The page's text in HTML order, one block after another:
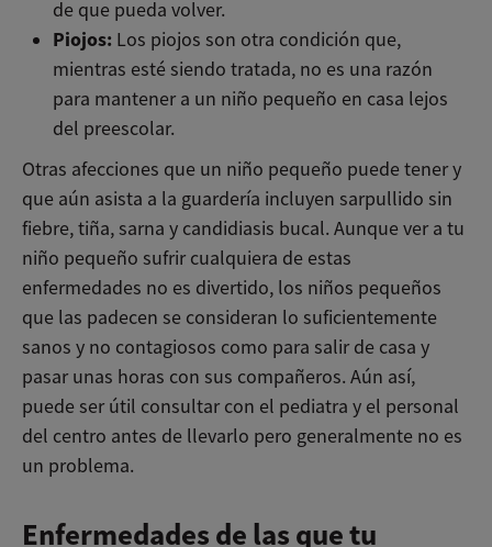
de que pueda volver.
Piojos: Los piojos son otra condición que,
mientras esté siendo tratada, no es una razón
para mantener a un niño pequeño en casa lejos
del preescolar.
Otras afecciones que un niño pequeño puede tener y
que aún asista a la guardería incluyen sarpullido sin
fiebre, tiña, sarna y candidiasis bucal. Aunque ver a tu
niño pequeño sufrir cualquiera de estas
enfermedades no es divertido, los niños pequeños
que las padecen se consideran lo suficientemente
sanos y no contagiosos como para salir de casa y
pasar unas horas con sus compañeros. Aún así,
puede ser útil consultar con el pediatra y el personal
del centro antes de llevarlo pero generalmente no es
un problema.
Enfermedades de las que tu